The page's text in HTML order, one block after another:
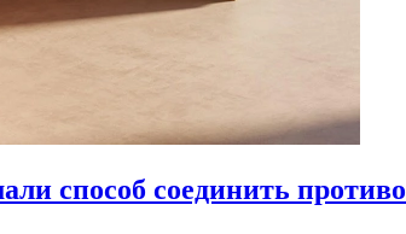
способ соединить